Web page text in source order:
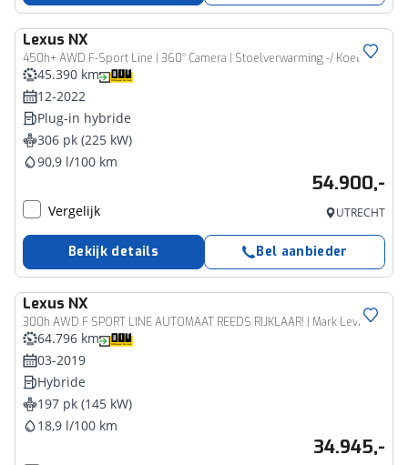
Lexus NX
450h+ AWD F-Sport Line | 360° Camera | Stoelverwarming -/ Koeling |
45.390 km
12-2022
Plug-in hybride
306 pk (225 kW)
90,9 l/100 km
54.900,-
Vergelijk UTRECHT
Bekijk details Bel aanbieder
Lexus NX
300h AWD F SPORT LINE AUTOMAAT REEDS RIJKLAAR! | Mark Levinson | Pano | Stoelventilatie
64.796 km
03-2019
Hybride
197 pk (145 kW)
18,9 l/100 km
34.945,-